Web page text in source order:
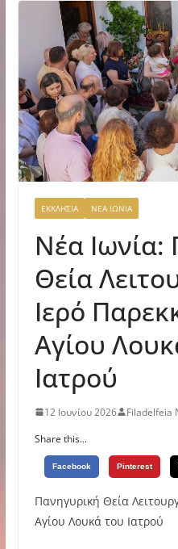
ΕΚΚΛΗΣΙΑ ΝΕΑ ΙΩΝΙΑ
Νέα Ιωνία:
Θεία
Ιερό
Αγίου
Ιατρού
12 Ιουνίου 2026
Filadelfeia
Share this...
Facebook Pinterest
Πανηγυρική Θεία
Αγίου Λουκά του Ιατρού